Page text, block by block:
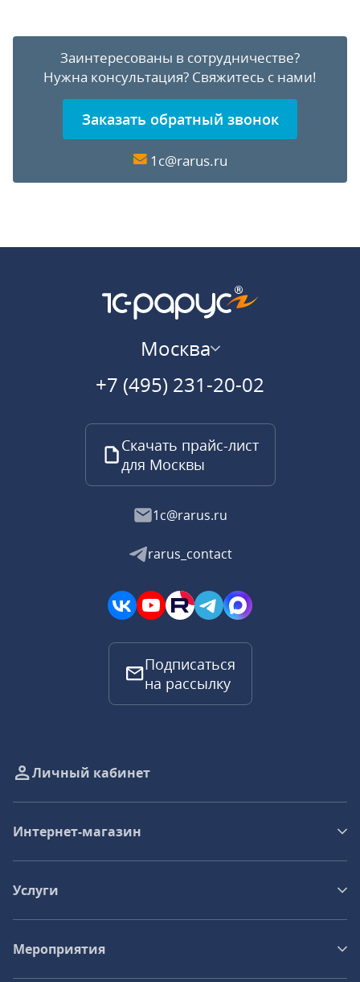
Заинтересованы в сотрудничестве?
Нужна консультация? Свяжитесь с нами!
Заказать обратный звонок
1c@rarus.ru
Москва
+7 (495) 231-20-02
Скачать прайс-лист
для Москвы
1c@rarus.ru
rarus_contact
Подписаться
на рассылку
Личный кабинет
Интернет-магазин
Услуги
Мероприятия